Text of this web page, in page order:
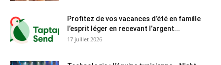
Profitez de vos vacances d’été en famille
l’esprit léger en recevant l’argent...
17 juillet 2026